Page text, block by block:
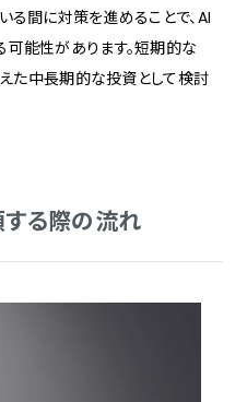
る間に対策を進めることで、AI
能性があります。短期的な
た中長期的な投資として検討
る際の流れ